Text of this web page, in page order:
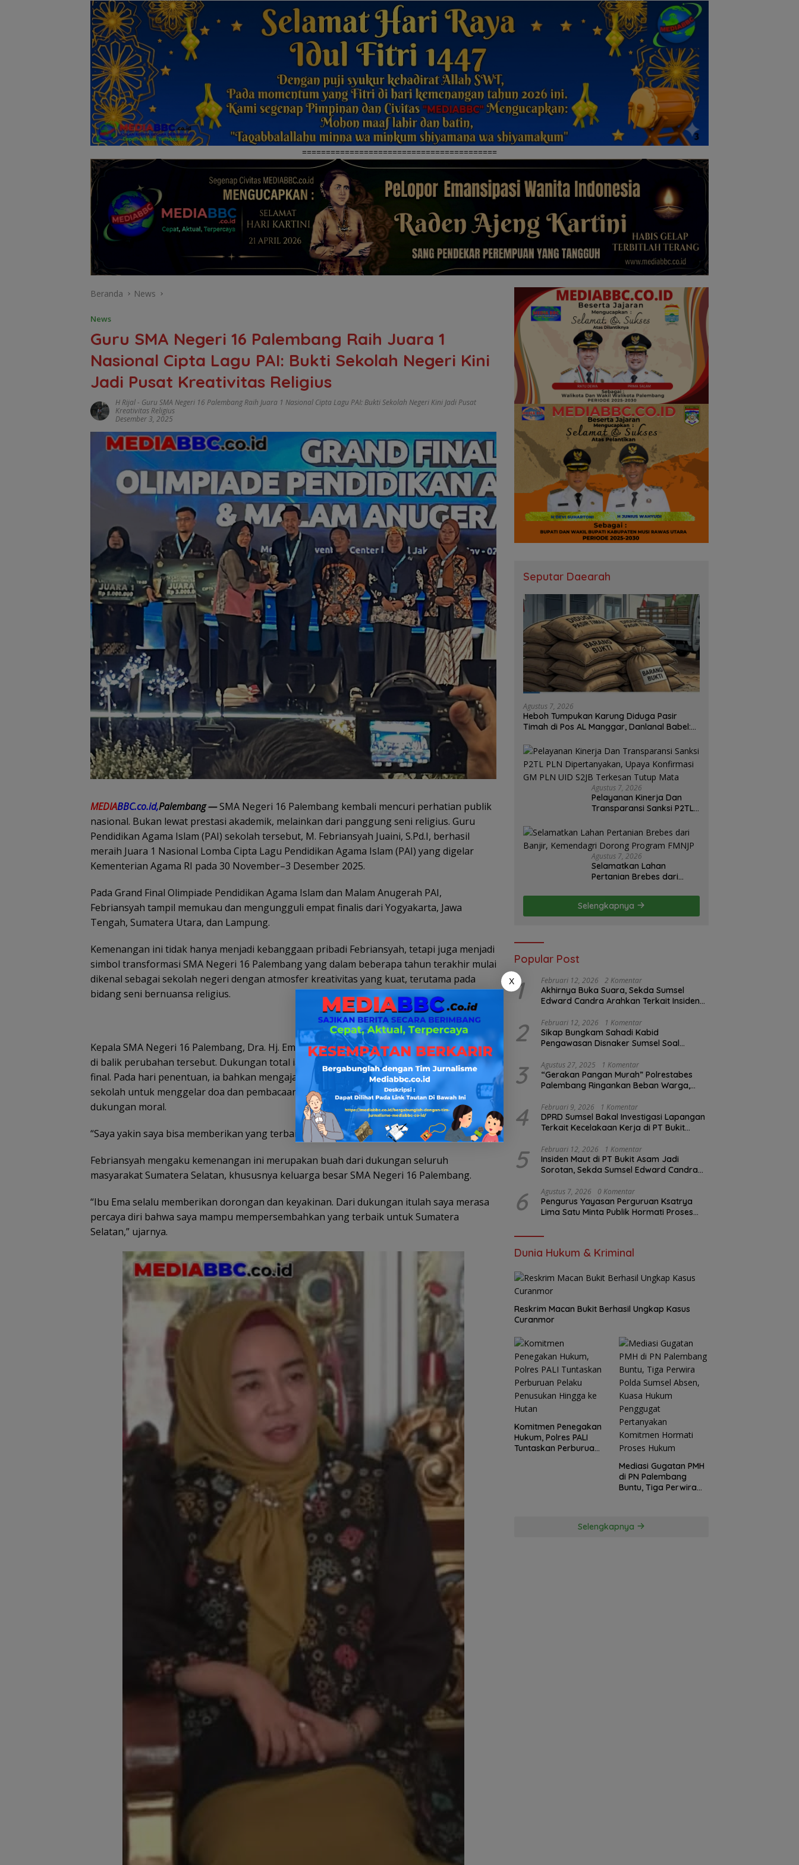
=========================================
Beranda News
News
Guru SMA Negeri 16 Palembang Raih Juara 1
Nasional Cipta Lagu PAI: Bukti Sekolah Negeri Kini
Jadi Pusat Kreativitas Religius
H Rijal- Guru SMA Negeri 16 Palembang Raih Juara 1 Nasional Cipta Lagu PAI: Bukti Sekolah Negeri Kini Jadi Pusat
Kreativitas Religius
Desember 3, 2025
MEDIABBC.co.id,Palembang —SMA Negeri 16 Palembang kembali mencuri perhatian publik
nasional. Bukan lewat prestasi akademik, melainkan dari panggung seni religius. Guru
Pendidikan Agama Islam (PAI) sekolah tersebut, M. Febriansyah Juaini, S.Pd.I, berhasil
meraih Juara 1 Nasional Lomba Cipta Lagu Pendidikan Agama Islam (PAI) yang digelar
Kementerian Agama RI pada 30 November–3 Desember 2025.
Pada Grand Final Olimpiade Pendidikan Agama Islam dan Malam Anugerah PAI,
Febriansyah tampil memukau dan mengungguli empat finalis dari Yogyakarta, Jawa
Tengah, Sumatera Utara, dan Lampung.
Kemenangan ini tidak hanya menjadi kebanggaan pribadi Febriansyah, tetapi juga menjadi
simbol transformasi SMA Negeri 16 Palembang yang dalam beberapa tahun terakhir mulai
dikenal sebagai sekolah negeri dengan atmosfer kreativitas yang kuat, terutama pada
bidang seni bernuansa religius.
Kepala SMA Negeri 16 Palembang, Dra. Hj. Ema Nurnisya Putri, MM, menjadi figur penting
di balik perubahan tersebut. Dukungan total ia berikan sejak babak penyisihan hingga
final. Pada hari penentuan, ia bahkan mengajak guru dan siswa berkumpul di musholla
sekolah untuk menggelar doa dan pembacaan Surah Yasin bersama sebagai wujud
dukungan moral.
“Saya yakin saya bisa memberikan yang terbaik”
Febriansyah mengaku kemenangan ini merupakan buah dari dukungan seluruh
masyarakat Sumatera Selatan, khususnya keluarga besar SMA Negeri 16 Palembang.
“Ibu Ema selalu memberikan dorongan dan keyakinan. Dari dukungan itulah saya merasa
percaya diri bahwa saya mampu mempersembahkan yang terbaik untuk Sumatera
Selatan,” ujarnya.
Seputar Daearah
Agustus 7, 2026
Heboh Tumpukan Karung Diduga Pasir
Timah di Pos AL Manggar, Danlanal Babel:
Agustus 7, 2026
Pelayanan Kinerja Dan
Transparansi Sanksi P2TL
Konfirmasi GM PLN UID
S2JB Terkesan Tutup Mata
Agustus 7, 2026
Selamatkan Lahan
Pertanian Brebes dari
Dorong Program FMNJP
Selengkapnya
Popular Post
1 Februari 12, 2026 2 Komentar
Akhirnya Buka Suara, Sekda Sumsel
Edward Candra Arahkan Terkait Insiden
2 Februari 12, 2026 1 Komentar
Sikap Bungkam Sahadi Kabid
Pengawasan Disnaker Sumsel Soal
Pengawasan K3?
3 Agustus 27, 2025 1 Komentar
“Gerakan Pangan Murah” Polrestabes
Palembang Ringankan Beban Warga,
4 Februari 9, 2026 1 Komentar
DPRD Sumsel Bakal Investigasi Lapangan
Terkait Kecelakaan Kerja di PT Bukit
5 Februari 12, 2026 1 Komentar
Insiden Maut di PT Bukit Asam Jadi
Sorotan, Sekda Sumsel Edward Candra
6 Agustus 7, 2026 0 Komentar
Pengurus Yayasan Perguruan Ksatrya
Lima Satu Minta Publik Hormati Proses
Dunia Hukum & Kriminal
Reskrim Macan Bukit Berhasil Ungkap Kasus
Curanmor
Komitmen Penegakan
Hukum, Polres PALI
Tuntaskan Perburuan
Mediasi Gugatan PMH
di PN Palembang
Buntu, Tiga Perwira
Pertanyakan
Selengkapnya
X